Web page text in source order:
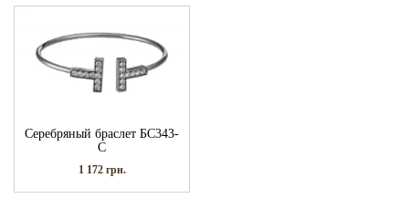
Серебряный браслет БС343-
С
1 172 грн.